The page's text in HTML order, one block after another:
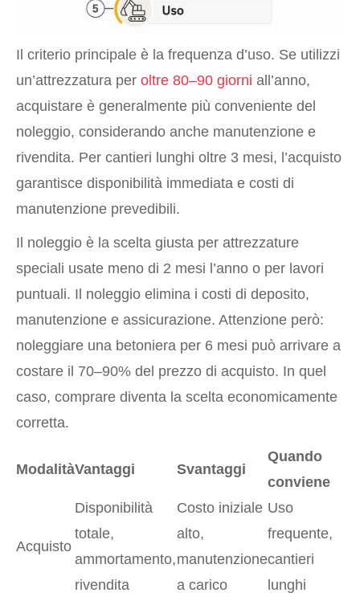
Il criterio principale è la frequenza d’uso. Se utilizzi
un’attrezzatura per oltre 80–90 giorni all’anno,
acquistare è generalmente più conveniente del
noleggio, considerando anche manutenzione e
rivendita. Per cantieri lunghi oltre 3 mesi, l’acquisto
garantisce disponibilità immediata e costi di
manutenzione prevedibili.
Il noleggio è la scelta giusta per attrezzature
speciali usate meno di 2 mesi l’anno o per lavori
puntuali. Il noleggio elimina i costi di deposito,
manutenzione e assicurazione. Attenzione però:
noleggiare una betoniera per 6 mesi può arrivare a
costare il 70–90% del prezzo di acquisto. In quel
caso, comprare diventa la scelta economicamente
corretta.
ModalitàVantaggi Svantaggi
Quando
conviene
Acquisto
Disponibilità
totale,
ammortamento,
rivendita
Costo iniziale
alto,
manutenzione
a carico
Uso
frequente,
cantieri
lunghi